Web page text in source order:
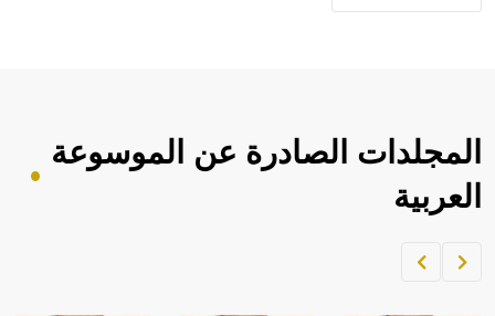
المجلدات الصادرة عن الموسوعة
العربية